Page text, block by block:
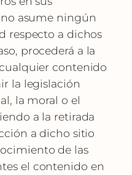
asume ningún
respecto a dichos
procederá a la
contenido
la legislación
la moral o el
a la retirada
a dicho sitio
de las
el contenido en